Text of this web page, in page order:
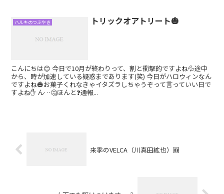
ハルキのつぶやき トリックオアトリート🎃
こんにちは😊 今日で10月が終わりって、割と衝撃的ですよね💦途中
から、時が加速している疑惑まであります(笑) 今日がハロウィンなん
ですよね🎃お菓子くれなきゃイタズラしちゃうぞって言っていい日で
すよね✋ ん…🤔ほんと❓通報...
来季のVELCA（川真田絋也）🆕